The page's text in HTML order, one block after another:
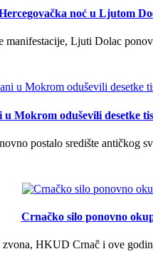
noć u Ljutom
manifestacije, Ljuti Dolac
Mokrom oduševili desetke
postalo središte antičkog
Crnačko silo ponovno
HKUD Crnač i ove